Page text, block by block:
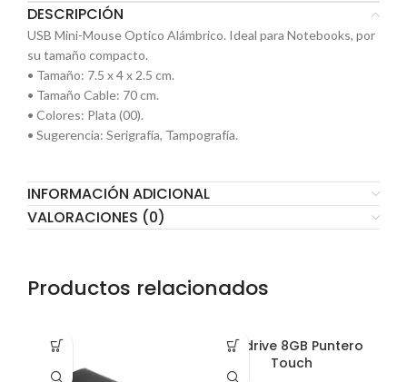
DESCRIPCIÓN
USB Mini-Mouse Optico Alámbrico. Ideal para Notebooks, por
su tamaño compacto.
• Tamaño: 7.5 x 4 x 2.5 cm.
• Tamaño Cable: 70 cm.
• Colores: Plata (00).
• Sugerencia: Serigrafía, Tampografía.
INFORMACIÓN ADICIONAL
VALORACIONES (0)
Productos relacionados
Pendrive 8GB Puntero
Touch